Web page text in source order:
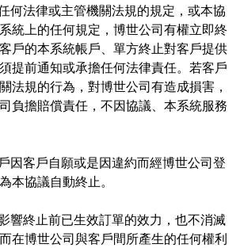
何法律或主管機關法規的規定，或本協
統上的任何規定，博世公司有權立即終
戶的本系統帳戶、單方終止對客戶提供
提前通知或承擔任何法律責任。若客戶
法規的行為，對博世公司有造成損害，
負擔賠償責任，不因協議、本系統服務
因客戶自願或是因違約而經博世公司登
本協議自動終止。
響終止前已生效訂單的效力，也不消滅
在博世公司與客戶間所產生的任何權利